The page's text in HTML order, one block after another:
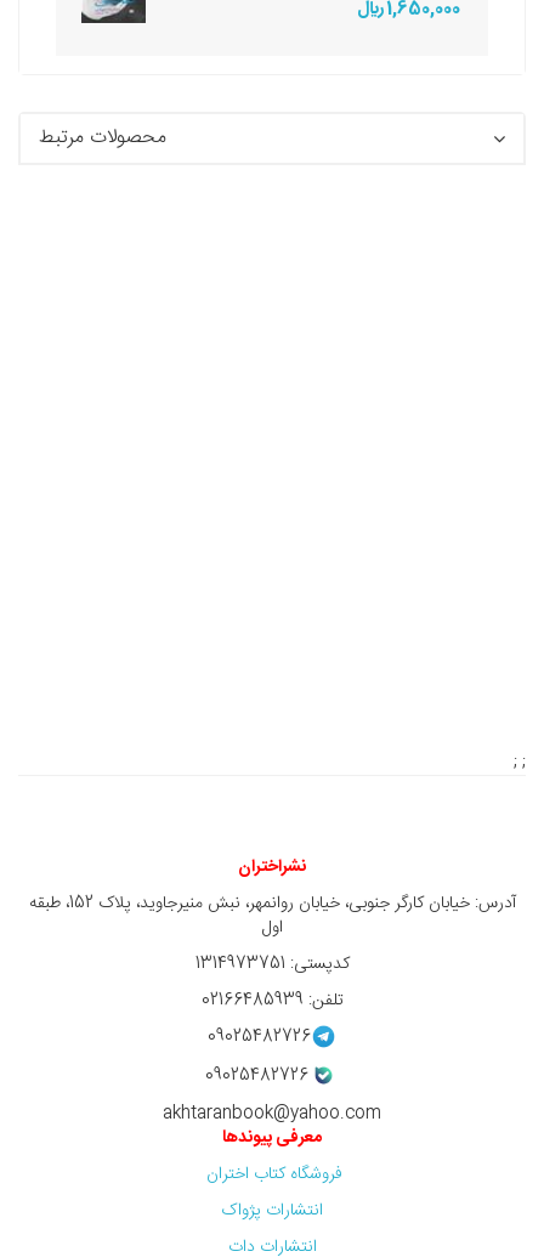
1,650,000 ريال
محصولات مرتبط
; ;
نشراختران
آدرس: خیابان کارگر جنوبی، خیابان روانمهر، نبش منیرجاوید، پلاک 152، طبقه
اول
کدپستی: 1314973751
تلفن: 02166485939
09025482726
09025482726
akhtaranbook@yahoo.com
معرفی پیوندها
فروشگاه کتاب اختران
انتشارات پژواک
انتشارات دات